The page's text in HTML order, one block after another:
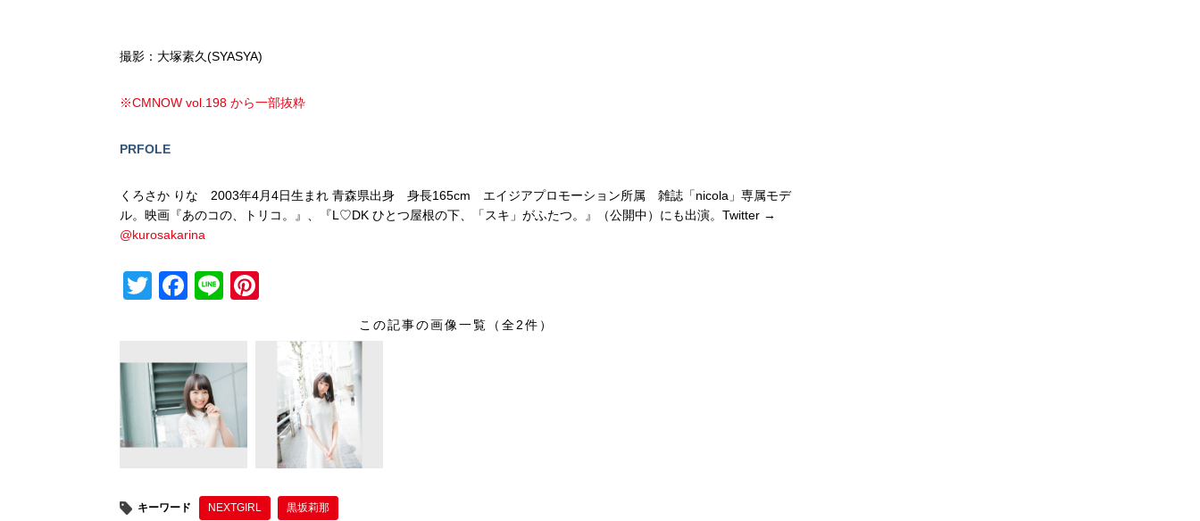
撮影：大塚素久(SYASYA)
※CMNOW vol.198 から一部抜粋
PRFOLE
くろさか りな 2003年4月4日生まれ 青森県出身 身長165cm エイジアプロモーション所属 雑誌「nicola」専属モデ
ル。映画『あのコの、トリコ。』、『L♡DK ひとつ屋根の下、「スキ」がふたつ。』（公開中）にも出演。Twitter →
@kurosakarina
T
er
F
e
b
o
Li
この記事の画像一覧（全2件）
キーワード NEXTGIRL 黒坂莉那